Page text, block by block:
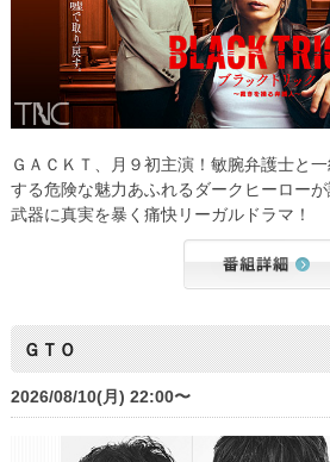
ＧＡＣＫＴ、月９初主演！敏腕弁護士と
する危険な魅力あふれるダークヒーロー
武器に真実を暴く痛快リーガルドラマ！
ＧＴＯ
2026/08/10(月) 22:00〜